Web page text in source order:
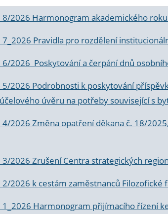
8/2026 Harmonogram akademického
7_2026 Pravidla pro rozdělení
6/2026 Poskytování a čerpání dnů
5/2026 Podrobnosti k poskytování
úvěru na potřeby související s
4/2026 Změna opatření děkana č. 18/
3/2026 Zrušení Centra strategických
2/2026 k cestám zaměstnanců Filozofické
1_2026 Harmonogram přijímacího řízení